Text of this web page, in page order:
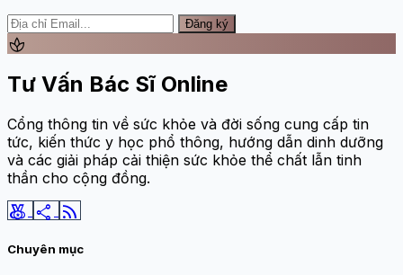
Đăng ký
spa
Tư Vấn Bác Sĩ Online
Cổng thông tin về sức khỏe và đời sống cung cấp tin
tức, kiến thức y học phổ thông, hướng dẫn dinh dưỡng
và các giải pháp cải thiện sức khỏe thể chất lẫn tinh
thần cho cộng đồng.
social_leaderboard share rss_feed
Chuyên mục